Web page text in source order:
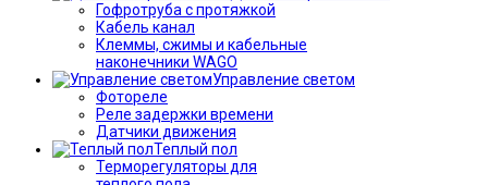
Гофротруба с протяжкой
Кабель канал
Клеммы, сжимы и кабельные
наконечники WAGO
Управление светом
Фотореле
Реле задержки времени
Датчики движения
Теплый пол
Терморегуляторы для